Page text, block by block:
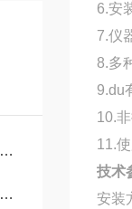
6.安
7.仪
8.多
9.du
10.
11.
技术
安装